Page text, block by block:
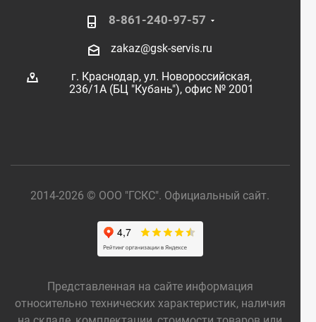
8-861-240-97-57
zakaz@gsk-servis.ru
г. Краснодар, ул. Новороссийская,
236/1А (БЦ "Кубань"), офис № 2001
2014-2026 © ООО "ГСКС". Официальный сайт.
Представленная на сайте информация
относительно технических характеристик, наличия